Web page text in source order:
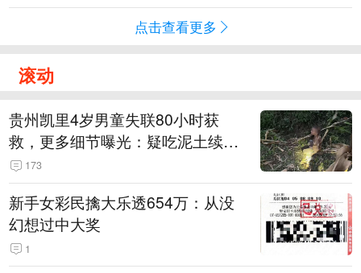
点击查看更多
滚动
贵州凯里4岁男童失联80小时获
救，更多细节曝光：疑吃泥土续
命，搜救至20米附近错过多找3天
173
新手女彩民擒大乐透654万：从没
幻想过中大奖
1